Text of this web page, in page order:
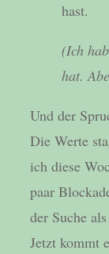
hast.
(Ich
hat.
Und der
Die Werte
ich diese
paar
der Suche
Jetzt kommt